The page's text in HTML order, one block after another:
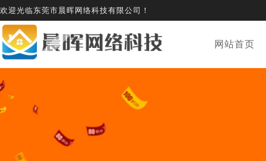
欢迎光临东莞市晨晖网络科技有限公司！
网站首页